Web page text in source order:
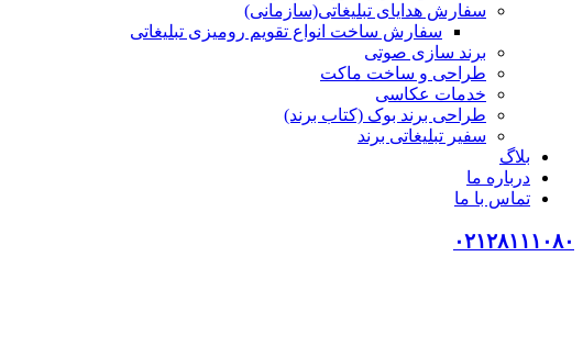
سفارش هدایای تبلیغاتی(سازمانی)
سفارش ساخت انواع تقویم رومیزی تبلیغاتی
برند سازی صوتی
طراحی و ساخت ماکت
خدمات عکاسی
طراحی برند بوک (کتاب برند)
سفیر تبلیغاتی برند
بلاگ
درباره ما
تماس با ما
۰۲۱۲۸۱۱۱۰۸۰